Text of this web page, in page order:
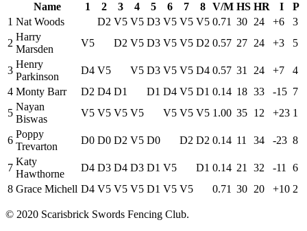
Name 1 2 3 4 5 6 7 8 V/M HS HR I
P
1 Nat Woods D2 V5 V5 D3 V5 V5 V5 0.71 30 24 +6
3
2
Harry
Marsden
V5 D2 V5 D3 V5 V5 D2 0.57 27 24 +3 5
3
Henry
Parkinson
D4 V5 V5 D3 V5 V5 D4 0.57 31 24 +7
4
4 Monty Barr D2 D4 D1 D1 D4 V5 D1 0.14 18 33 -15 7
5
Nayan
Biswas
V5 V5 V5 V5 V5 V5 V5 1.00 35 12 +23 1
6
Poppy
Trevarton
D0 D0 D2 V5 D0 D2 D2 0.14 11 34 -23 8
7
Katy
Hawthorne
D4 D3 D4 D3 D1 V5 D1 0.14 21 32 -11 6
8 Grace Michell D4 V5 V5 V5 D1 V5 V5 0.71 30 20 +10 2
© 2020 Scarisbrick Swords Fencing Club.